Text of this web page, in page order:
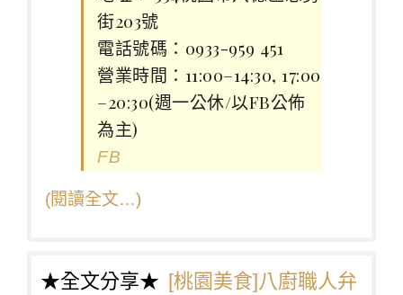
街203號
電話號碼：0933-959 451
營業時間：11:00–14:30, 17:00
–20:30(週一公休/以FB公佈
為主)
FB
(閱讀全文…)
★全文分享★ [桃園美食]八廚職人弁